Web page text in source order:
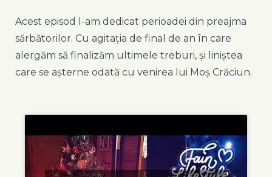
Acest episod l-am dedicat perioadei din preajma
sărbătorilor. Cu agitația de final de an în care
alergăm să finalizăm ultimele treburi, și liniștea
care se așterne odată cu venirea lui Moș Crăciun.